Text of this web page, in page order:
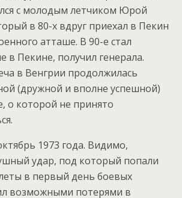
с молодым летчиком Юрой
в 80-х вдруг приехал в Пекин
атташе. В 90-е стал
в Пекине, получил генерала.
в Венгрии продолжилась
(дружной и вполне успешной)
о которой не принято
1973 года. Видимо,
удар, под который попали
в первый день боевых
возможными потерями в